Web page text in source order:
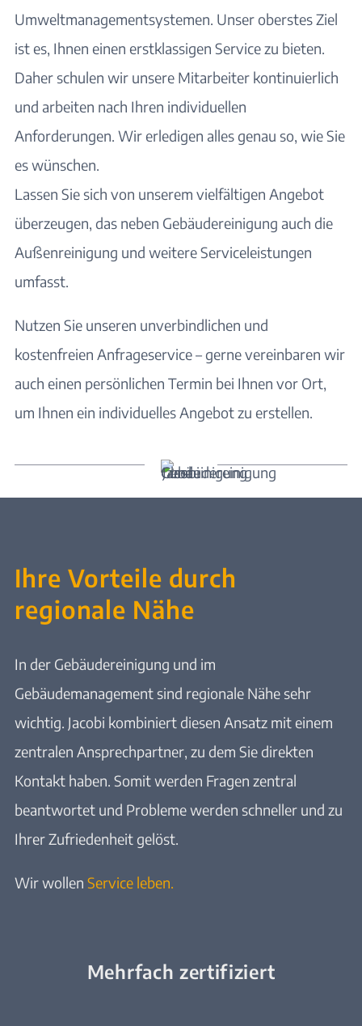
Umweltmanagementsystemen. Unser oberstes Ziel
ist es, Ihnen einen erstklassigen Service zu bieten.
Daher schulen wir unsere Mitarbeiter kontinuierlich
und arbeiten nach Ihren individuellen
Anforderungen. Wir erledigen alles genau so, wie Sie
es wünschen.
Lassen Sie sich von unserem vielfältigen Angebot
überzeugen, das neben Gebäudereinigung auch die
Außenreinigung und weitere Serviceleistungen
umfasst.
Nutzen Sie unseren unverbindlichen und
kostenfreien Anfrageservice – gerne vereinbaren wir
auch einen persönlichen Termin bei Ihnen vor Ort,
um Ihnen ein individuelles Angebot zu erstellen.
Ihre Vorteile durch
regionale Nähe
In der Gebäudereinigung und im
Gebäudemanagement sind regionale Nähe sehr
wichtig. Jacobi kombiniert diesen Ansatz mit einem
zentralen Ansprechpartner, zu dem Sie direkten
Kontakt haben. Somit werden Fragen zentral
beantwortet und Probleme werden schneller und zu
Ihrer Zufriedenheit gelöst.
Wir wollen Service leben.
Mehrfach zertifiziert